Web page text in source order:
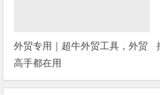
外贸专用｜超牛外贸工具，外贸
高手都在用